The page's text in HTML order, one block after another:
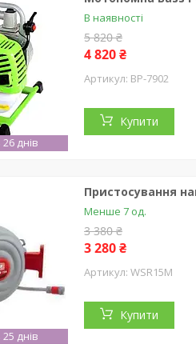
днів
В наявності
5 820 ₴
4 820 ₴
BP-7902
Купити
днів
Пристосування
Менше 7 од.
3 380 ₴
3 280 ₴
WSR15M
Купити